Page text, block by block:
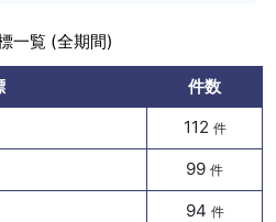
一覧 (全期間)
件数
112 件
99 件
94 件